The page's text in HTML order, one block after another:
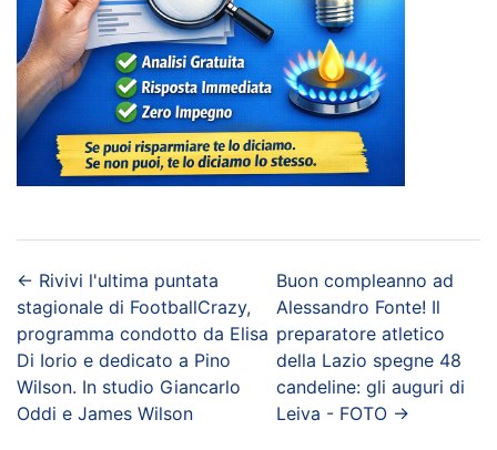
← Rivivi l'ultima puntata
stagionale di FootballCrazy,
programma condotto da Elisa
Di Iorio e dedicato a Pino
Wilson. In studio Giancarlo
Oddi e James Wilson
Buon compleanno ad
Alessandro Fonte! Il
preparatore atletico
della Lazio spegne 48
candeline: gli auguri di
Leiva - FOTO →